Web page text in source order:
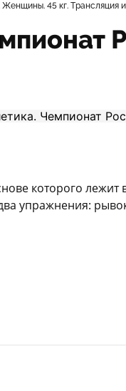
45 кг. Трансляция
которого
упражнения: